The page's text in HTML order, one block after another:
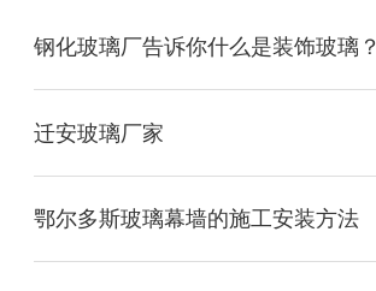
钢化玻璃厂告诉你什么是装饰玻璃？
迁安玻璃厂家
鄂尔多斯玻璃幕墙的施工安装方法